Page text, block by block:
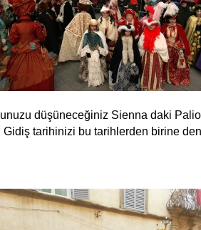
düşüneceğiniz Sienna daki Palio
Gidiş tarihinizi bu tarihlerden birine